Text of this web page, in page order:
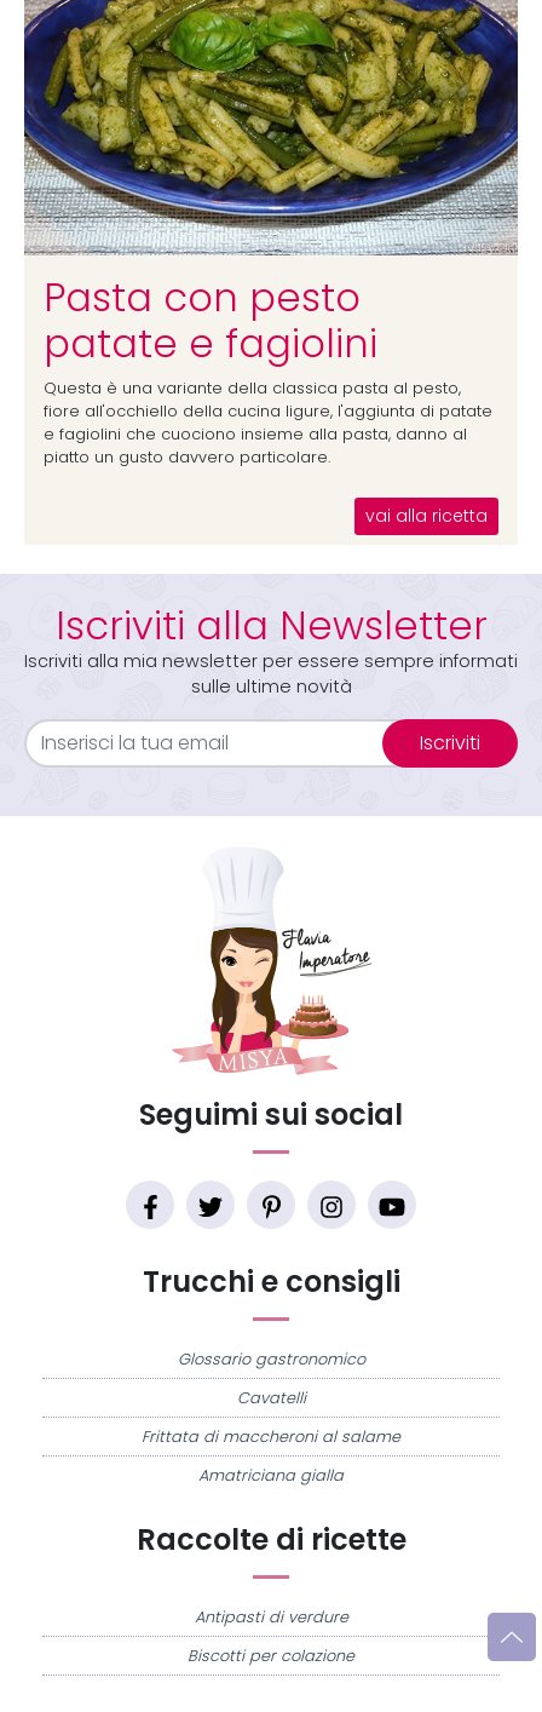
Pasta con pesto
patate e fagiolini
Questa è una variante della classica pasta al pesto,
fiore all'occhiello della cucina ligure, l'aggiunta di patate
e fagiolini che cuociono insieme alla pasta, danno al
piatto un gusto davvero particolare.
vai alla ricetta
Iscriviti alla Newsletter
Iscriviti alla mia newsletter per essere sempre informati
sulle ultime novità
Iscriviti
Raccolte di ricette
Antipasti di verdure
Biscotti per colazione
Trucchi e consigli
Glossario gastronomico
Cavatelli
Frittata di maccheroni al salame
Amatriciana gialla
Seguimi sui social